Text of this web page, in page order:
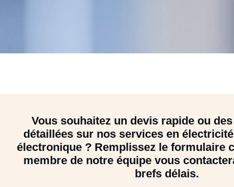
Vous souhaitez un devis rapide ou
détaillées sur nos services en
électronique ? Remplissez le formulaire
membre de notre équipe vous
brefs délais.